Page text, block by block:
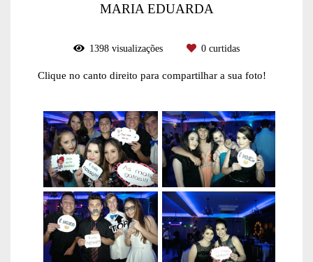
MARIA EDUARDA
1398 visualizações 0 curtidas
Clique no canto direito para compartilhar a sua foto!